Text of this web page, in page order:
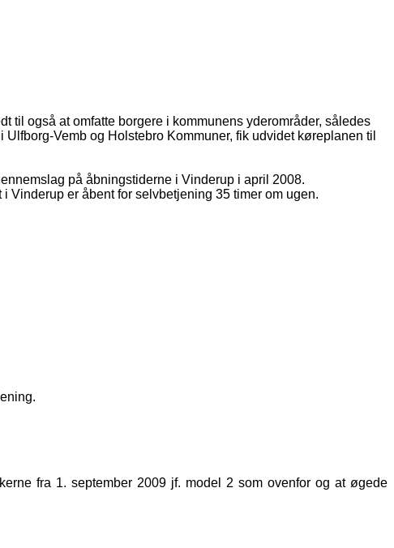
til også at omfatte borgere i kommunens yderområder, således
Vemb og Holstebro Kommuner, fik udvidet køreplanen til
på åbningstiderne i Vinderup i april 2008.
er åbent for selvbetjening 35 timer om ugen.
fra 1. september 2009 jf. model 2 som ovenfor og at øgede